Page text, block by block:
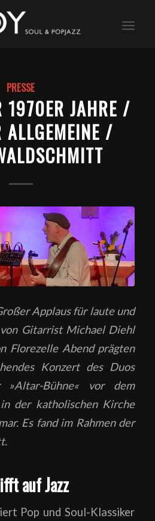
PRESSE
1970ER JAHRE /
/ K
Applaus für laute und
Gitarrist Michael Diehl
Florezelle Abend prägten
Konzert des Duos
»Altar-Bühne« vor dem
der katholischen Kirche
Es fand im Rahmen der
auf Jazz
Pop und Soul-Klassiker